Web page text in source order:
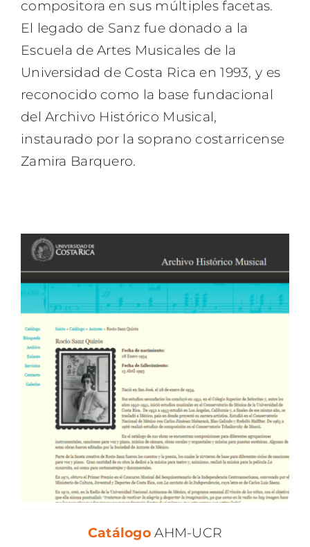
compositora en sus múltiples facetas.
El legado de Sanz fue donado a la
Escuela de Artes Musicales de la
Universidad de Costa Rica en 1993, y es
reconocido como la base fundacional
del Archivo Histórico Musical,
instaurado por la soprano costarricense
Zamira Barquero.
Catálogo AHM-UCR